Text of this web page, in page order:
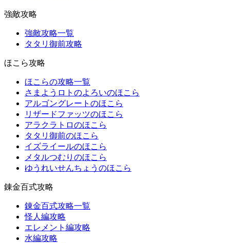
強敵攻略
強敵攻略一覧
タタリ御前攻略
ほこら攻略
ほこらの攻略一覧
さまようロトのよろいのほこら
アルゴングレートのほこら
リザードファッツのほこら
アラクラトロのほこら
タタリ御前のほこら
イズライールのほこら
メタルつむりのほこら
ゆうれいせんちょうのほこら
錬金百式攻略
錬金百式攻略一覧
怪人編攻略
エレメント編攻略
水編攻略